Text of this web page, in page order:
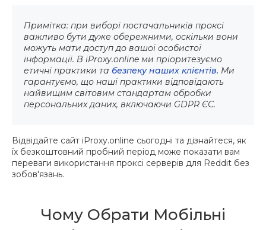
Примітка: при виборі постачальників проксі
важливо бути дуже обережними, оскільки вони
можуть мати доступ до вашої особистої
інформації. В iProxy.online ми пріоритезуємо
етичні практики та безпеку наших клієнтів. Ми
гарантуємо, що наші практики відповідають
найвищим світовим стандартам обробки
персональних даних, включаючи GDPR ЄС.
Відвідайте сайт iProxy.online сьогодні та дізнайтеся, як
їх безкоштовний пробний період може показати вам
переваги використання проксі серверів для Reddit без
зобов'язань.
Чому Обрати Мобільні